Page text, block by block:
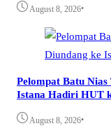
August 8, 2026•
Pelompat Batu Nias
Istana Hadiri HUT
August 8, 2026•